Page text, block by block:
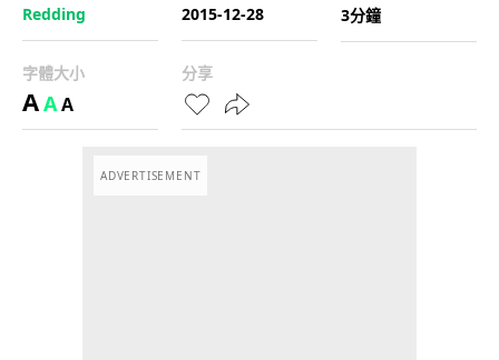
Redding
2015-12-28
3分鐘
字體大小
AAA
分享
ADVERTISEMENT